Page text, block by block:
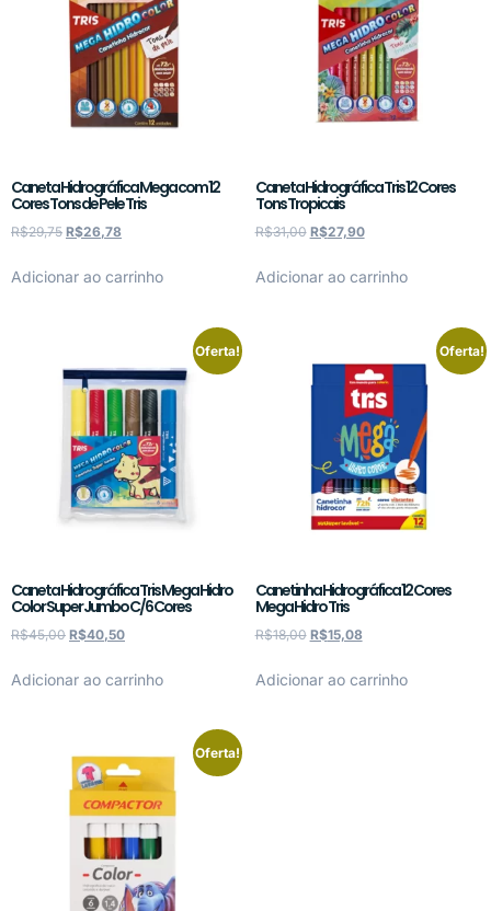
Caneta Hidrográfica Mega com 12
Cores Tons de Pele Tris
R$29,75 R$26,78
Adicionar ao carrinho
Caneta Hidrográfica Tris 12 Cores
Tons Tropicais
R$31,00 R$27,90
Adicionar ao carrinho
Oferta!
Caneta Hidrográfica Tris Mega Hidro
Color Super Jumbo C/6 Cores
R$45,00 R$40,50
Adicionar ao carrinho
Oferta!
Canetinha Hidrográfica 12 Cores
Mega Hidro Tris
R$18,00 R$15,08
Adicionar ao carrinho
Oferta!